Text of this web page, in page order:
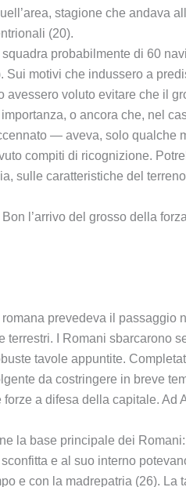
stagione che andava
(20).
probabilmente di 60
Sui motivi che indussero a
avessero voluto evitare che il
o ancora che, nel
— aveva, solo qualche
compiti di ricognizione.
sulle caratteristiche del
l’arrivo del grosso della
romana prevedeva il
terrestri. I Romani
tavole appuntite.
da costringere in breve
a difesa della capitale.
la base principale dei
e al suo interno
e con la madrepatria (26).